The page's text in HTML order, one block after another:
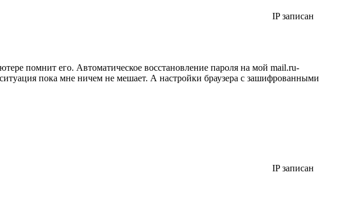
IP записан
помнит его. Автоматическое восстановление пароля на мой mail.ru-
пока мне ничем не мешает. А настройки браузера с зашифрованными
IP записан